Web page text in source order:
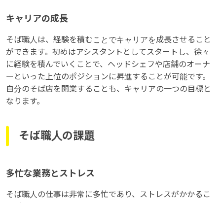
キャリアの成長
そば職人は、経験を積むことでキャリアを成長させること
ができます。初めはアシスタントとしてスタートし、徐々
に経験を積んでいくことで、ヘッドシェフや店舗のオーナ
ーといった上位のポジションに昇進することが可能です。
自分のそば店を開業することも、キャリアの一つの目標と
なります。
そば職人の課題
多忙な業務とストレス
そば職人の仕事は非常に多忙であり、ストレスがかかるこ